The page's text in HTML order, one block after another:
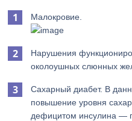
Малокровие.
Нарушения
околоушных слюнных
Сахарный диабет. В
повышение уровня
дефицитом инсулина —